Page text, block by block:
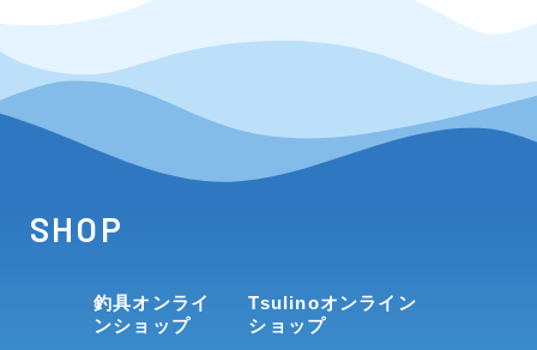
SHOP
釣具オンライ
ンショップ
Tsulinoオンライン
ショップ